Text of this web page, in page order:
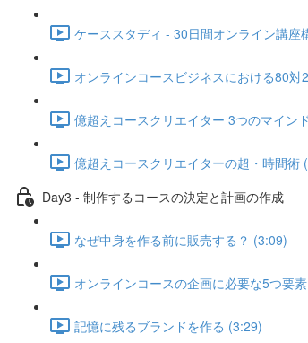
ケーススタディ - 30日間オンライン講
オンラインコースビジネスにおける80
億超えコースクリエイター 3つのマイン
億超えコースクリエイターの超・時間術
Day3 - 制作するコースの決定と計画の作成
なぜ中身を作る前に販売する？ (3:09)
オンラインコースの企画に必要な5つ要
記憶に残るブランドを作る (3:29)